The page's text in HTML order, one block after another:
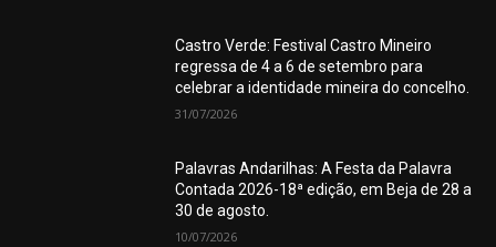
Castro Verde: Festival Castro Mineiro
regressa de 4 a 6 de setembro para
celebrar a identidade mineira do concelho.
31/07/2026
Palavras Andarilhas: A Festa da Palavra
Contada 2026-18ª edição, em Beja de 28 a
30 de agosto.
10/07/2026